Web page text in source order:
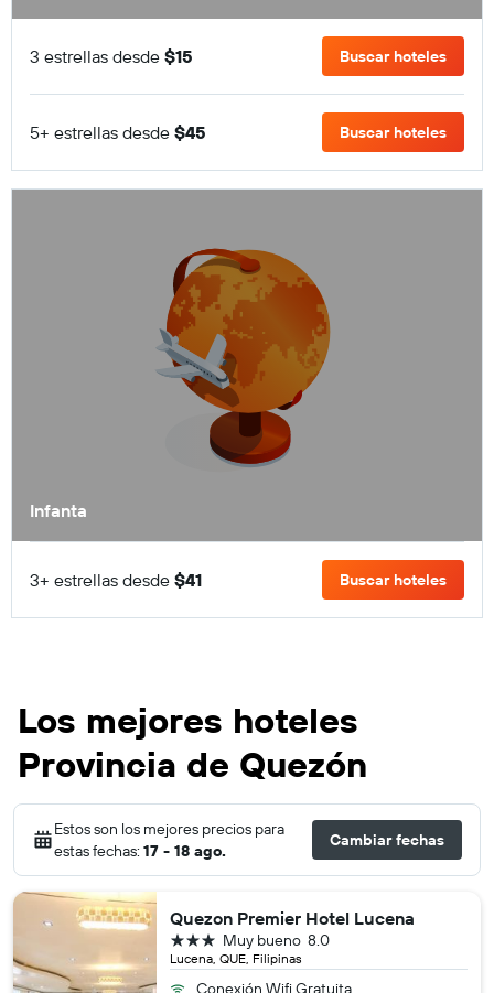
3 estrellas desde $15 Buscar hoteles
5+ estrellas desde $45 Buscar hoteles
Infanta
3+ estrellas desde $41 Buscar hoteles
Los mejores hoteles
Provincia de Quezón
Estos son los mejores precios para
estas fechas: 17 - 18 ago.
Cambiar fechas
Quezon Premier Hotel Lucena
Lucena, QUE, Filipinas
8.0
Muy bueno
3 estrellas
Conexión Wifi Gratuita